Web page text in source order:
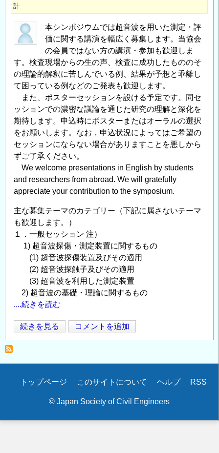
計
本シンポジウムでは超音波を用いた測定・評
価に関する講演を幅広く募集します。当協会
の会員ではない方の講演・参加も歓迎しま
す。検査現場からの生の声、検査に成功したもののそ
の理論的解釈に苦しんでいる例、結果が予想と乖離し
て困っている例などのご発表も歓迎します。
また、ポスターセッションを設ける予定です。同セ
ッションでの濃密な議論を通じた研究の理解と深化を
期待します。申込時にポスターまたはオーラルの選択
をお願いします。なお，申込状況によってはご希望の
セッションにならない場合がありますことを悪しから
ずご了承ください。
We welcome presentations in English by students
and researchers from abroad. We will gratefully
appreciate your contribution to the symposium.
主な募集テーマのカテゴリー（下記に属さないテーマ
も歓迎します。）
１．一般セッション 注）
1) 超音波探傷・測定装置に関するもの
(1) 超音波探傷装置及びその適用
(2) 超音波探触子及びその適用
(3) 超音波を利用した測定装置
2) 超音波の基礎・理論に関するもの
....続きを読む
第
32
超
波
続きを見る コメントを追加
Secondary
トップページ このサイトについて ヘルプ RSS
© Japan Society of Civil Engineers